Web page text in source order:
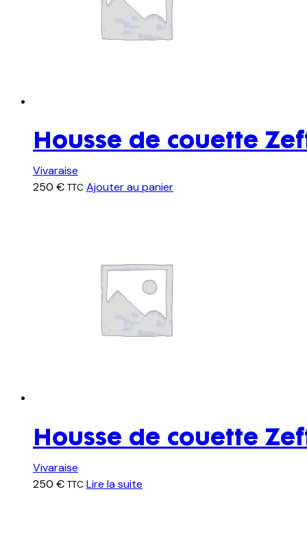
Housse de couette
Vivaraise
250 € TTC Ajouter au panier
Housse de couette
Vivaraise
250 € TTC Lire la suite